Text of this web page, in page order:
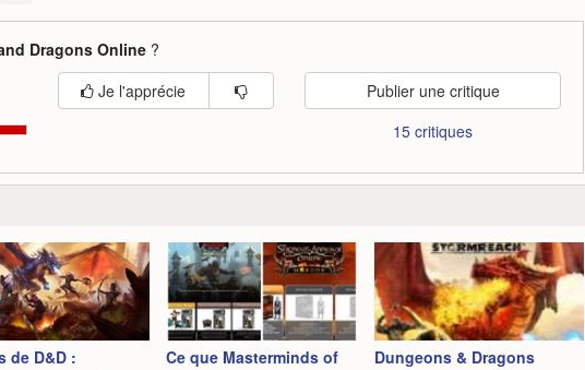
Dragons Online ?
Je l'apprécie
Publier une critique
15 critiques
de D&D :
Ce que Masterminds of
Dungeons & Dragons